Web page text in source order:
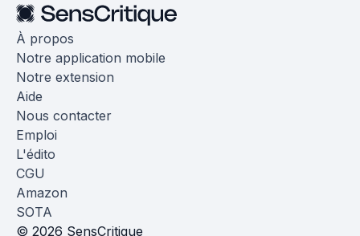
À propos
Notre application mobile
Notre extension
Aide
Nous contacter
Emploi
L'édito
CGU
Amazon
SOTA
© 2026 SensCritique